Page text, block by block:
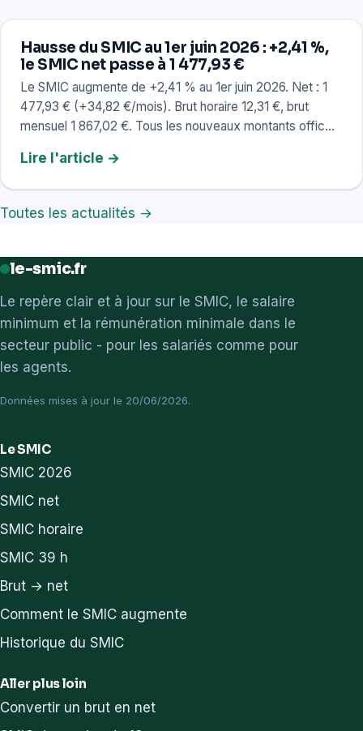
Hausse du SMIC au 1er juin 2026 : +2,41 %,
le SMIC net passe à 1 477,93 €
Le SMIC augmente de +2,41 % au 1er juin 2026. Net : 1
477,93 € (+34,82 €/mois). Brut horaire 12,31 €, brut
mensuel 1 867,02 €. Tous les nouveaux montants offic…
Lire l'article →
Toutes les actualités →
le-smic.fr
Le repère clair et à jour sur le SMIC, le salaire
minimum et la rémunération minimale dans le
secteur public - pour les salariés comme pour
les agents.
Données mises à jour le 20/06/2026.
Le SMIC
SMIC 2026
SMIC net
SMIC horaire
SMIC 39 h
Brut → net
Comment le SMIC augmente
Historique du SMIC
Aller plus loin
Convertir un brut en net